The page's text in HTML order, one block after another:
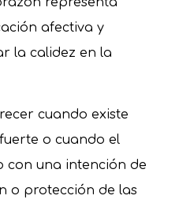
afectiva y
la calidez en la
cuando existe
o cuando el
con una intención de
o protección de las